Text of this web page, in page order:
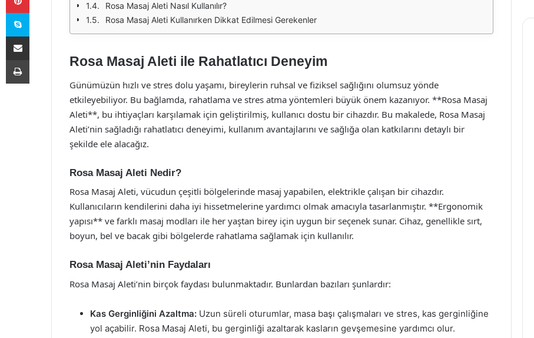
Rosa Masaj Aleti Nasıl Kullanılır?
Rosa Masaj Aleti Kullanırken Dikkat Edilmesi Gerekenler
Rosa Masaj Aleti ile Rahatlatıcı Deneyim
Günümüzün hızlı ve stres dolu yaşamı, bireylerin ruhsal ve fiziksel sağlığını olumsuz yönde
etkileyebiliyor. Bu bağlamda, rahatlama ve stres atma yöntemleri büyük önem kazanıyor. **Rosa Masaj
Aleti**, bu ihtiyaçları karşılamak için geliştirilmiş, kullanıcı dostu bir cihazdır. Bu makalede, Rosa Masaj
Aleti’nin sağladığı rahatlatıcı deneyimi, kullanım avantajlarını ve sağlığa olan katkılarını detaylı bir
şekilde ele alacağız.
Rosa Masaj Aleti Nedir?
Rosa Masaj Aleti, vücudun çeşitli bölgelerinde masaj yapabilen, elektrikle çalışan bir cihazdır.
Kullanıcıların kendilerini daha iyi hissetmelerine yardımcı olmak amacıyla tasarlanmıştır. **Ergonomik
yapısı** ve farklı masaj modları ile her yaştan birey için uygun bir seçenek sunar. Cihaz, genellikle sırt,
boyun, bel ve bacak gibi bölgelerde rahatlama sağlamak için kullanılır.
Rosa Masaj Aleti’nin Faydaları
Rosa Masaj Aleti’nin birçok faydası bulunmaktadır. Bunlardan bazıları şunlardır:
Kas Gerginliğini Azaltma: Uzun süreli oturumlar, masa başı çalışmaları ve stres, kas gerginliğine
yol açabilir. Rosa Masaj Aleti, bu gerginliği azaltarak kasların gevşemesine yardımcı olur.
Skype
E-Posta ile paylaş